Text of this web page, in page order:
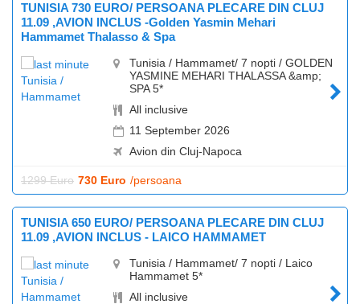
TUNISIA 730 EURO/ PERSOANA PLECARE DIN CLUJ
11.09 ,AVION INCLUS -Golden Yasmin Mehari
Hammamet Thalasso & Spa
Tunisia / Hammamet/ 7 nopti / GOLDEN
YASMINE MEHARI THALASSA &amp;
SPA 5*
All inclusive
11 September 2026
Avion din Cluj-Napoca
1299 Euro 730 Euro /persoana
TUNISIA 650 EURO/ PERSOANA PLECARE DIN CLUJ
11.09 ,AVION INCLUS - LAICO HAMMAMET
Tunisia / Hammamet/ 7 nopti / Laico
Hammamet 5*
All inclusive